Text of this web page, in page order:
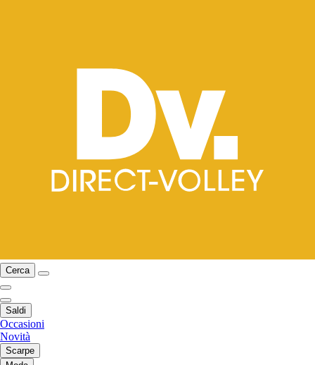
Cerca
Saldi
Occasioni
Novità
Scarpe